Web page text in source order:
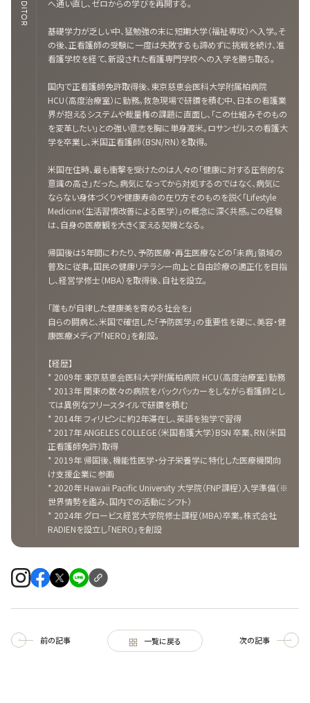
EDITOR
へ通い直し、ゼロからの学びを再開する。
基礎学力が乏しい中、猛勉強の末に短期大学（福祉専攻）へ入学。そ
の後、正看護師の受験に一度は失敗するも諦めずに挑戦を続け、准
看護学校を経て、新設された看護専門学校への入学を勝ち取る。
国内で正看護師免許取得後、東京慈恵会医科大学附属柏病院
HCU（高度治療室）に勤務。救急現場で研鑽を積む中、日本の看護業
界が抱えるシステムや裁量権の課題に直面し、「この仕組みそのもの
を変革したい」との強い意志を胸に単身渡米。ロサンゼルスの看護大
学を卒業し、米国正看護師（BSN/RN）を取得。
米国在住時、最も衝撃を受けたのは人々の「健康に対する圧倒的な
意識の高さ」だった。病気になってから対処するのではなく、病気に
ならない身体づくりや健康寿命の在り方そのものを説く「Lifestyle
Medicine（生活習慣改善による医学）」の概念に深く共感。この経験
は、自身の医療観を大きく変える契機となる。
帰国後は5年間にわたり、予防医療・再生医療などの「未病」領域の
普及に従事。国民の健康リテラシー向上と自由診療の適正化を目指
し、経営学修士（MBA）を取得後、自社を設立。
「誰もが自律した健康美を育める社会を」
自らの闘病と、米国で確信した「予防医学」の重要性を礎に、美容・健
康医療メディア「NERO」を創設。
【経歴】
* 2009年 東京慈恵会医科大学附属柏病院 HCU（高度治療室）勤務
* 2013年 関東の数々の病院をバックパッカーをしながら看護師とし
ては異例なフリースタイルで研鑽を積む
* 2014年 フィリピンに約2年滞在し、英語を独学で習得
* 2017年 ANGELES COLLEGE（米国看護大学）BSN 卒業、RN（米国
正看護師免許）取得
* 2019年 帰国後、機能性医学・分子栄養学に特化した医療機関向
け支援企業に参画
* 2020年 Hawaii Pacific University 大学院（FNP課程）入学準備（※
世界情勢を鑑み、国内での活動にシフト）
* 2024年 グロービス経営大学院修士課程（MBA）卒業。株式会社
RADIENを設立し「NERO」を創設
前の記事 一覧に戻る 次の記事